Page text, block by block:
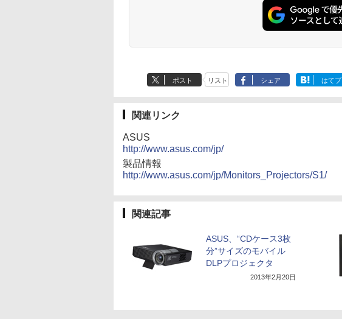
ポスト リスト シェア はてブ
関連リンク
ASUS
http://www.asus.com/jp/
製品情報
http://www.asus.com/jp/Monitors_Projectors/S1/
関連記事
ASUS、“CDケース3枚
分”サイズのモバイル
DLPプロジェクタ
2013年2月20日